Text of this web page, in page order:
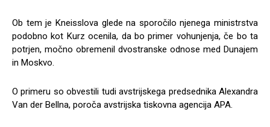
Ob tem je Kneisslova glede na sporočilo njenega ministrstva
podobno kot Kurz ocenila, da bo primer vohunjenja, če bo ta
potrjen, močno obremenil dvostranske odnose med Dunajem
in Moskvo.
O primeru so obvestili tudi avstrijskega predsednika Alexandra
Van der Bellna, poroča avstrijska tiskovna agencija APA.